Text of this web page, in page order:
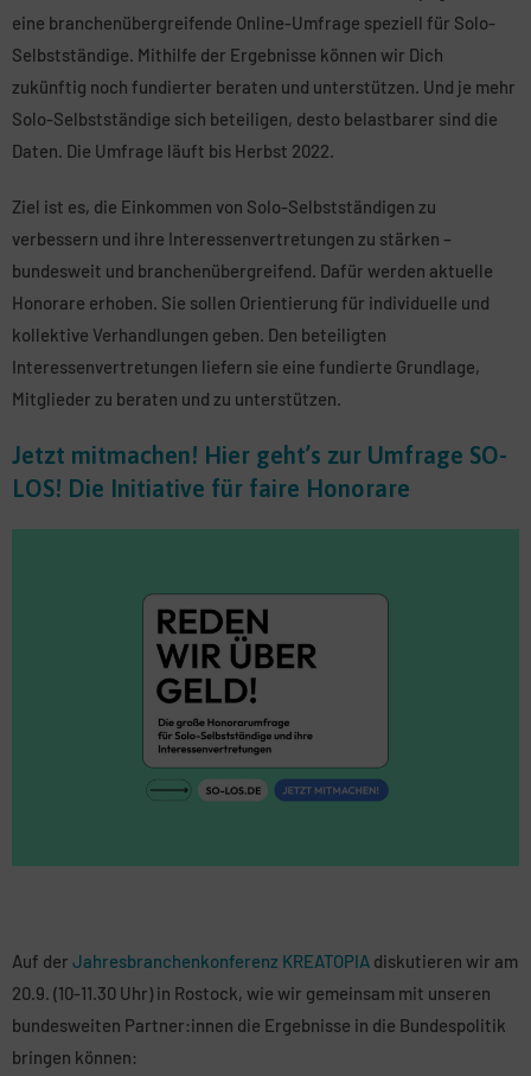
eine branchenübergreifende Online-Umfrage speziell für Solo-
Selbstständige. Mithilfe der Ergebnisse können wir Dich
zukünftig noch fundierter beraten und unterstützen. Und je mehr
Solo-Selbstständige sich beteiligen, desto belastbarer sind die
Daten. Die Umfrage läuft bis Herbst 2022.
Ziel ist es, die Einkommen von Solo-Selbstständigen zu
verbessern und ihre Interessenvertretungen zu stärken –
bundesweit und branchenübergreifend. Dafür werden aktuelle
Honorare erhoben. Sie sollen Orientierung für individuelle und
kollektive Verhandlungen geben. Den beteiligten
Interessenvertretungen liefern sie eine fundierte Grundlage,
Mitglieder zu beraten und zu unterstützen.
Jetzt mitmachen! Hier geht’s zur Umfrage SO-
LOS! Die Initiative für faire Honorare
Auf der Jahresbranchenkonferenz KREATOPIA diskutieren wir am
20.9. (10-11.30 Uhr) in Rostock, wie wir gemeinsam mit unseren
bundesweiten Partner:innen die Ergebnisse in die Bundespolitik
bringen können: